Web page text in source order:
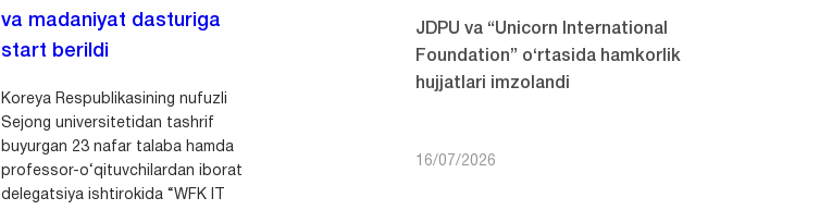
va madaniyat dasturiga
start berildi
Koreya Respublikasining nufuzli
Sejong universitetidan tashrif
buyurgan 23 nafar talaba hamda
professor-o‘qituvchilardan iborat
delegatsiya ishtirokida “WFK IT
JDPU va “Unicorn International
Foundation” o‘rtasida hamkorlik
hujjatlari imzolandi
16/07/2026